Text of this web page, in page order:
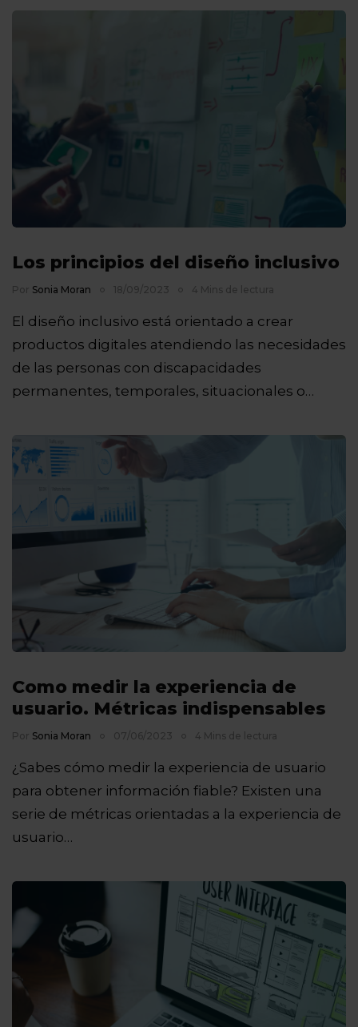
Los principios del diseño inclusivo
Por Sonia Moran 18/09/2023 4 Mins de lectura
El diseño inclusivo está orientado a crear
productos digitales atendiendo las necesidades
de las personas con discapacidades
permanentes, temporales, situacionales o
Como medir la experiencia de
usuario. Métricas indispensables
Por Sonia Moran 07/06/2023 4 Mins de lectura
¿Sabes cómo medir la experiencia de usuario
para obtener información fiable? Existen una
serie de métricas orientadas a la experiencia de
usuario…